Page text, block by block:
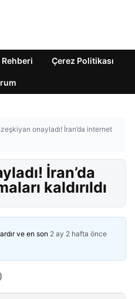
Rehberi Çerez Politikası
onayladı! İran’da internet
İran’da
kaldırıldı
ve en son 2 ay 2 hafta önce